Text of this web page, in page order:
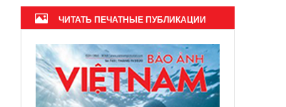
ЧИТАТЬ ПЕЧАТНЫЕ ПУБЛИКАЦИИ